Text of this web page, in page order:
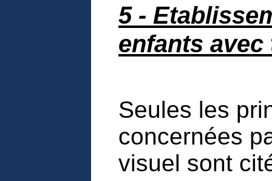
5 -
enfants
Seules les
concernées
visuel sont